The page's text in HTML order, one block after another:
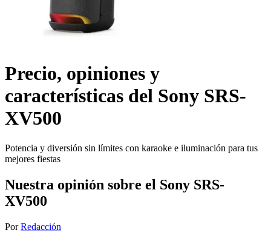
Precio, opiniones y
características del Sony SRS-
XV500
Potencia y diversión sin límites con karaoke e iluminación para tus
mejores fiestas
Nuestra opinión sobre el Sony SRS-
XV500
Por Redacción